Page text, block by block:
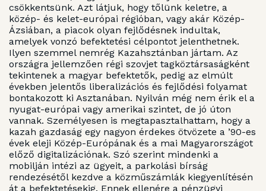
csökkentsünk. Azt látjuk, hogy tőlünk keletre, a
közép- és kelet-európai régióban, vagy akár Közép-
Ázsiában, a piacok olyan fejlődésnek indultak,
amelyek vonzó befektetési célpontot jelenthetnek.
Ilyen szemmel nemrég Kazahsztánban jártam. Az
országra jellemzően régi szovjet tagköztársaságként
tekintenek a magyar befektetők, pedig az elmúlt
években jelentős liberalizációs és fejlődési folyamat
bontakozott ki Asztanában. Nyilván még nem érik el a
nyugat-európai vagy amerikai szintet, de jó úton
vannak. Személyesen is megtapasztalhattam, hogy a
kazah gazdaság egy nagyon érdekes ötvözete a ’90-es
évek eleji Közép-Európának és a mai Magyarországot
előző digitalizációnak. Szó szerint mindenki a
mobilján intézi az ügyeit, a parkolási bírság
rendezésétől kezdve a közműszámlák kiegyenlítésén
át a befektetésekig. Ennek ellenére a pénzügyi